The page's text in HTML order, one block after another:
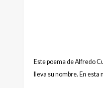
Este poema de Alfredo
lleva su nombre. En